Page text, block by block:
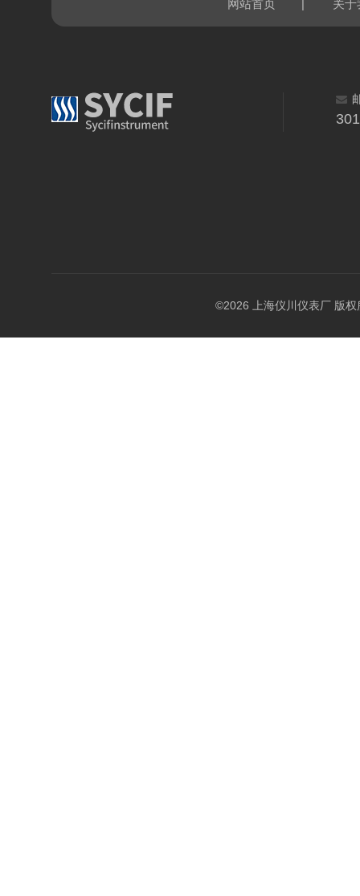
网站首页 关于
©2026 上海仪川仪表厂 版